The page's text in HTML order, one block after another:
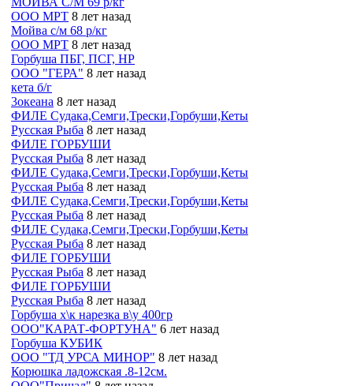
ООО МРТ 8 лет назад
Мойва с/м 68 р/кг
ООО МРТ 8 лет назад
Горбуша ПБГ, ПСГ, НР
ООО "ГЕРА" 8 лет назад
кета б/г
3океана 8 лет назад
ФИЛЕ Судака,Семги,Трески,Горбуши,Кеты
Русская Рыба 8 лет назад
ФИЛЕ ГОРБУШИ
Русская Рыба 8 лет назад
ФИЛЕ Судака,Семги,Трески,Горбуши,Кеты
Русская Рыба 8 лет назад
ФИЛЕ Судака,Семги,Трески,Горбуши,Кеты
Русская Рыба 8 лет назад
ФИЛЕ Судака,Семги,Трески,Горбуши,Кеты
Русская Рыба 8 лет назад
ФИЛЕ ГОРБУШИ
Русская Рыба 8 лет назад
ФИЛЕ ГОРБУШИ
Русская Рыба 8 лет назад
Горбуша х\к нарезка в\у 400гр
ООО"КАРАТ-ФОРТУНА" 6 лет назад
Горбуша КУБИК
ООО "ТД УРСА МИНОР" 8 лет назад
Корюшка ладожская .8-12см.